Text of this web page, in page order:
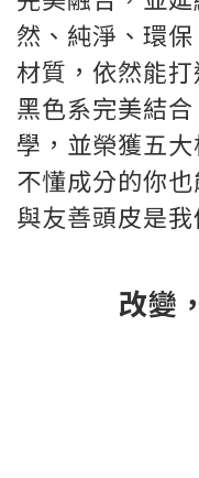
然、純淨、環
材質，依然能
黑色系完美結
學，並榮獲五
不懂成分的你
與友善頭皮是我
改變